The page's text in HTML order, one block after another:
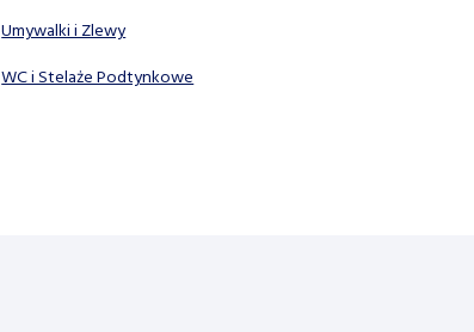
Umywalki i Zlewy
WC i Stelaże Podtynkowe